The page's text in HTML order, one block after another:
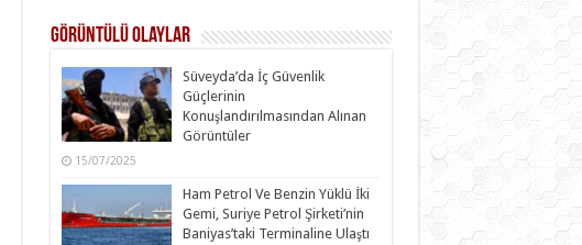
Görüntülü Olaylar
Süveyda’da İç Güvenlik
Güçlerinin
Konuşlandırılmasından Alınan
Görüntüler
15/07/2025
Ham Petrol Ve Benzin Yüklü İki
Gemi, Suriye Petrol Şirketi’nin
Baniyas’taki Terminaline Ulaştı